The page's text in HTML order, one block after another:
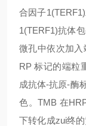
合因子
1(TERF1)抗体
微孔中依次加入
RP 标记的端粒
成抗体-抗原-酶
色。TMB 在
下转化成zui终